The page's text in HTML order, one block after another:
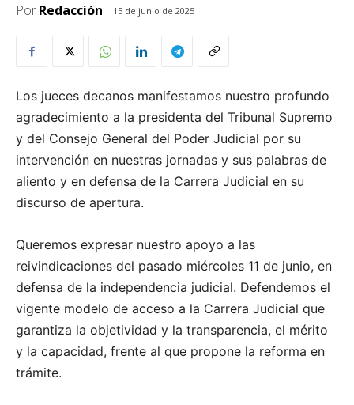
PorRedacción 15 de junio de 2025
Los jueces decanos manifestamos nuestro profundo
agradecimiento a la presidenta del Tribunal Supremo
y del Consejo General del Poder Judicial por su
intervención en nuestras jornadas y sus palabras de
aliento y en defensa de la Carrera Judicial en su
discurso de apertura.
Queremos expresar nuestro apoyo a las
reivindicaciones del pasado miércoles 11 de junio, en
defensa de la independencia judicial. Defendemos el
vigente modelo de acceso a la Carrera Judicial que
garantiza la objetividad y la transparencia, el mérito
y la capacidad, frente al que propone la reforma en
trámite.